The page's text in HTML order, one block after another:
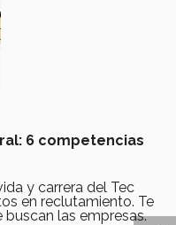
6 competencias
y carrera del Tec
en reclutamiento. Te
las empresas.